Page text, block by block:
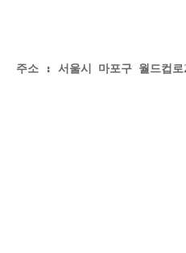
주소 : 서울시 마포구 월드컵